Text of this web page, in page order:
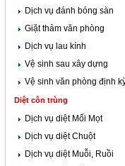
Dịch vụ đánh bóng sàn
Giặt thảm văn phòng
Dịch vụ lau kính
Vệ sinh sau xây dựng
Vệ sinh văn phòng định
Diệt côn trùng
Dịch vụ diệt Mối Mọt
Dịch vụ diệt Chuột
Dịch vụ diệt Muỗi, Ruồi